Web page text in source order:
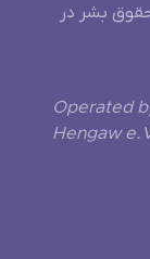
بشر در
Operated
Hengaw